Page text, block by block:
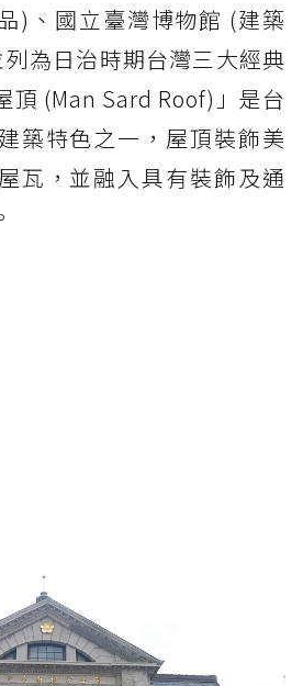
)、國立臺灣博物館 (建築
為日治時期台灣三大經典
頂 (Man Sard Roof)」是台
築特色之一，屋頂裝飾美
瓦，並融入具有裝飾及通